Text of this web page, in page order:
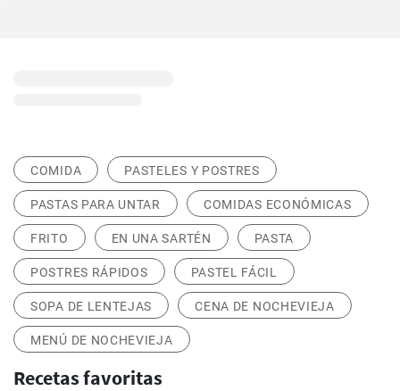
COMIDA PASTELES Y POSTRES
PASTAS PARA UNTAR COMIDAS ECONÓMICAS
FRITO EN UNA SARTÉN PASTA
POSTRES RÁPIDOS PASTEL FÁCIL
SOPA DE LENTEJAS CENA DE NOCHEVIEJA
MENÚ DE NOCHEVIEJA
Recetas favoritas